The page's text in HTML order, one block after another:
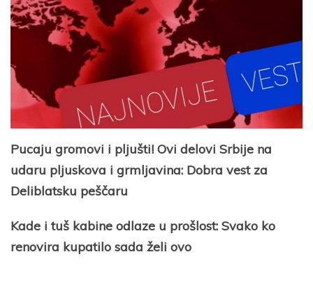
Pucaju gromovi i pljušti! Ovi delovi Srbije na
udaru pljuskova i grmljavina: Dobra vest za
Deliblatsku peščaru
Kade i tuš kabine odlaze u prošlost: Svako ko
renovira kupatilo sada želi ovo